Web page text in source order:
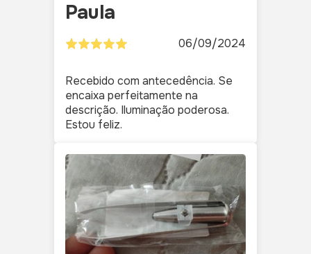
Paula
06/09/2024
Recebido com antecedência. Se
encaixa perfeitamente na
descrição. Iluminação poderosa.
Estou feliz.